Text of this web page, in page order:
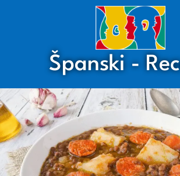
Španski -